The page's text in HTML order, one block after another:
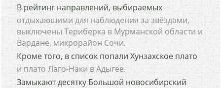
В рейтинг направлений, выбираемых
отдыхающими для наблюдения за звёздами,
выключены Териберка в Мурманской области и
Вардане, микрорайон Сочи.
Кроме того, в список попали Хунзахское плато
и плато Лаго-Наки в Адыгее.
Замыкают десятку Большой новосибирский